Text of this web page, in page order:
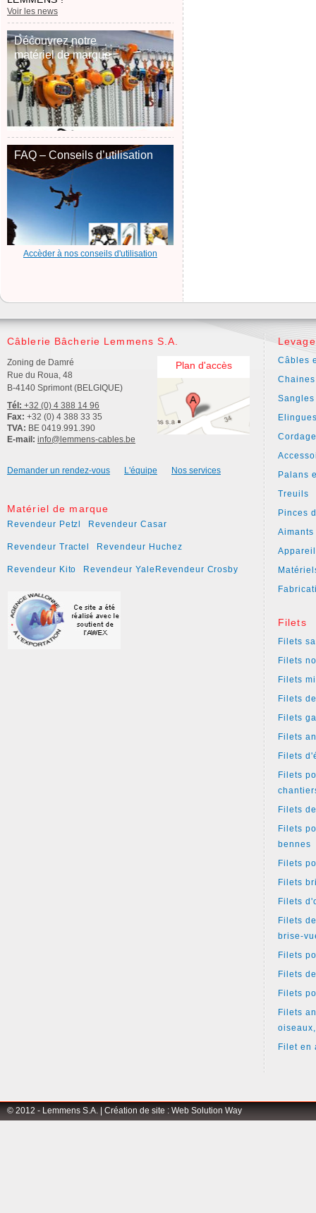
Voir les news
Découvrez notre
matériel de marque
FAQ – Conseils d’utilisation
Accèder à nos conseils d'utilisation
Câblerie Bâcherie Lemmens S.A.
Plan d'accès
Zoning de Damré
Rue du Roua, 48
B-4140 Sprimont (BELGIQUE)
Tél: +32 (0) 4 388 14 96
Fax: +32 (0) 4 388 33 35
TVA: BE 0419.991.390
E-mail: info@lemmens-cables.be
Demander un rendez-vous L'équipe Nos services
Matériel de marque
Revendeur Petzl Revendeur Casar
Revendeur Tractel Revendeur Huchez
Revendeur Kito Revendeur Yale Revendeur Crosby
Câbles
Palans
Treuils
Pinces
Filets
Filets
Filets
Filets
Filets
Filets
Filets
Filets
Filets
Filets
Filets
bennes
Filets
Filets
Filets
Filets
brise-
Filets
Filets
Filets
Filets
Filet en
© 2012 - Lemmens S.A. | Création de site : Web Solution Way